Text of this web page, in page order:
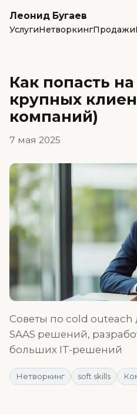
Леонид Бугаев
УслугиНетворкингПродажи
Как попасть
крупных
компаний)
7 мая 2025
Советы по cold outeach
SAAS решений,
больших IT-решений
Нетворкинг soft skills